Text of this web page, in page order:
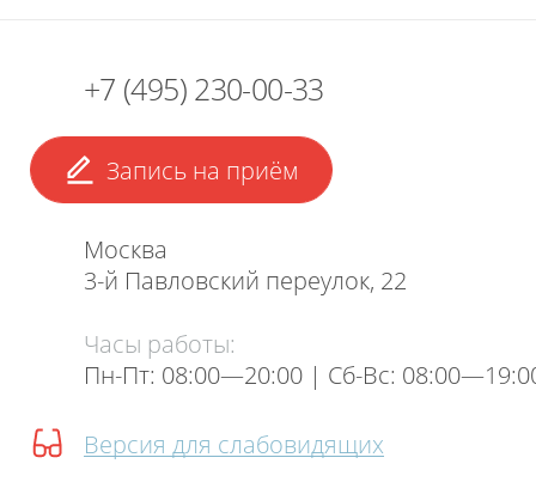
+7 (495) 230-00-33
Запись на приём
Москва
3-й Павловский переулок, 22
Часы работы:
Пн-Пт: 08:00—20:00 | Cб-Вс:
Версия для слабовидящих